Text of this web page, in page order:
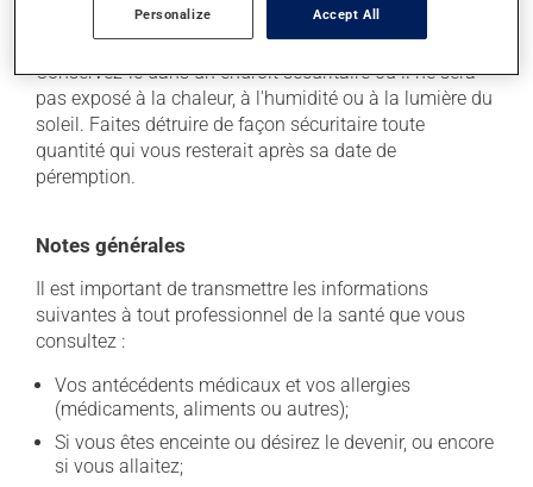
Comme la plupart des médicaments, vous devriez
garder ce produit à la température ambiante.
Conservez-le dans un endroit sécuritaire où il ne sera
pas exposé à la chaleur, à l'humidité ou à la lumière du
soleil. Faites détruire de façon sécuritaire toute
quantité qui vous resterait après sa date de
péremption.
Notes générales
Il est important de transmettre les informations
suivantes à tout professionnel de la santé que vous
consultez :
Vos antécédents médicaux et vos allergies
(médicaments, aliments ou autres);
Si vous êtes enceinte ou désirez le devenir, ou encore
si vous allaitez;
Personalize Accept All